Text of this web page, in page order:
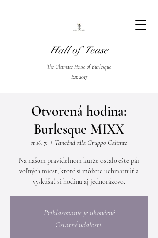
Hall of Tease
The Ultimate House of Burlesque
Est. 2017
Otvorená hodina:
Burlesque MIXX
st 16. 7.
  |
Tanečná sála Gruppo Caliente
Na našom pravidelnom kurze ostalo ešte pár
voľných miest, ktoré si môžete uchmatnúť a
vyskúšať si hodinu aj jednorázovo.
Prihlasovanie je ukončené
Ostatné udalosti: